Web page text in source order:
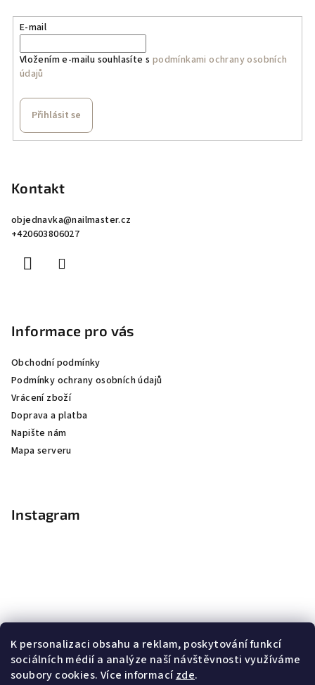
K personalizaci obsahu a reklam, poskytování funkcí
sociálních médií a analýze naší návštěvnosti využíváme
soubory cookies. Více informacízde.
E-mail
Vložením e-mailu souhlasíte s podmínkami ochrany osobních
údajů
Přihlásit se
Kontakt
objednavka@nailmaster.cz
+420603806027
Informace pro vás
Obchodní podmínky
Podmínky ochrany osobních údajů
Vrácení zboží
Doprava a platba
Napište nám
Mapa serveru
Instagram